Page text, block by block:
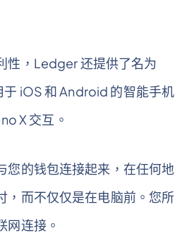
性，Ledger 还提供了名为
iOS 和 Android 的智能手机
X 交互。
您的钱包连接起来，在任何地
，而不仅仅是在电脑前。您所
网连接。